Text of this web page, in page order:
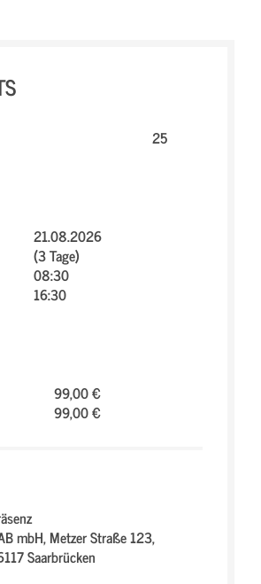
25
21.08.2026
(3 Tage)
08:30
16:30
99,00 €
99,00 €
mbH,Metzer Straße 123,
Saarbrücken